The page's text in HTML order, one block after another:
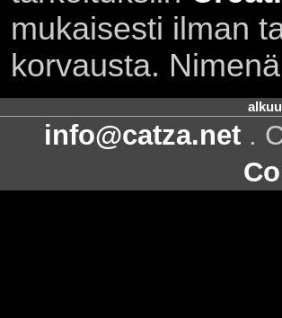
mukaisesti ilman
korvausta.
info@catza.net .